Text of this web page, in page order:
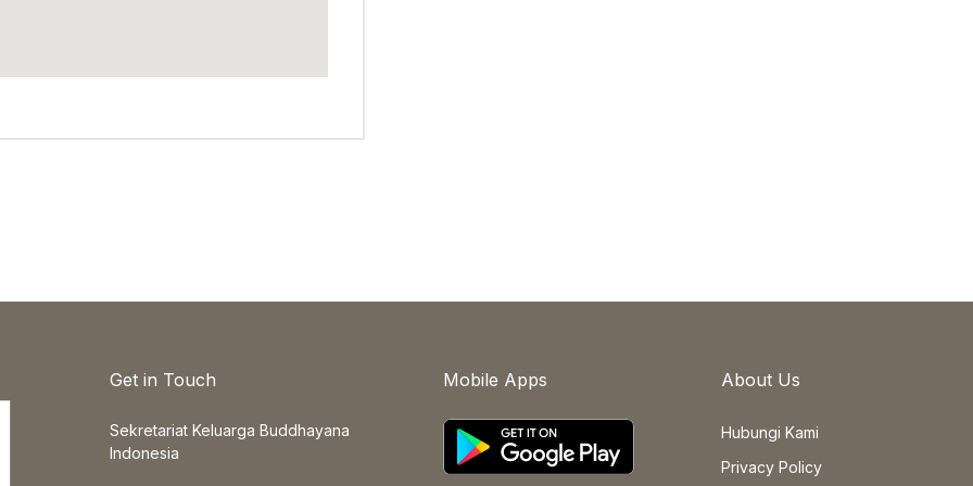
Get in Touch
Sekretariat Keluarga Buddhayana
Indonesia
Mobile Apps About Us
Hubungi Kami
Privacy Policy